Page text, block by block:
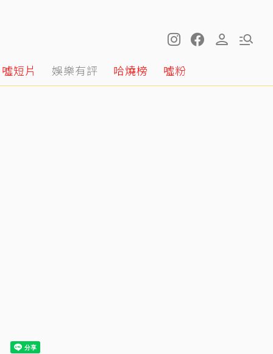
噓短片 娛樂有評 哈燒榜 噓粉